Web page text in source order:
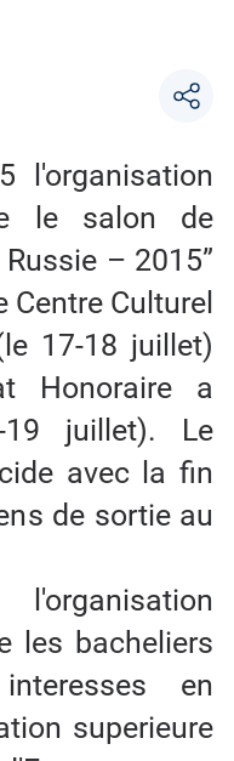
l'organisation
le salon de
– 2015”
Centre Culturel
17-18 juillet)
Honoraire a
19 juillet). Le
avec la fin
de sortie au
les bacheliers
en
superieure